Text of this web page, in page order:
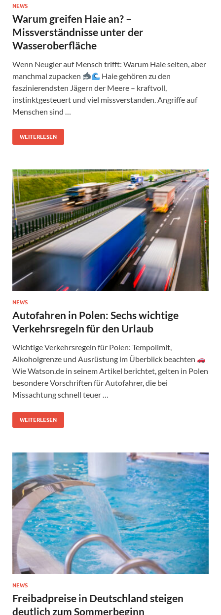
NEWS
Warum greifen Haie an? –
Missverständnisse unter der
Wasseroberfläche
Wenn Neugier auf Mensch trifft: Warum Haie selten, aber
manchmal zupacken
Haie gehören zu den
faszinierendsten Jägern der Meere – kraftvoll,
instinktgesteuert und viel missverstanden. Angriffe auf
Menschen sind …
WEITERLESEN
NEWS
Autofahren in Polen: Sechs wichtige
Verkehrsregeln für den Urlaub
Wichtige Verkehrsregeln für Polen: Tempolimit,
Alkoholgrenze und Ausrüstung im Überblick beachten
Wie Watson.de in seinem Artikel berichtet, gelten in Polen
besondere Vorschriften für Autofahrer, die bei
Missachtung schnell teuer …
WEITERLESEN
NEWS
Freibadpreise in Deutschland steigen
deutlich zum Sommerbeginn